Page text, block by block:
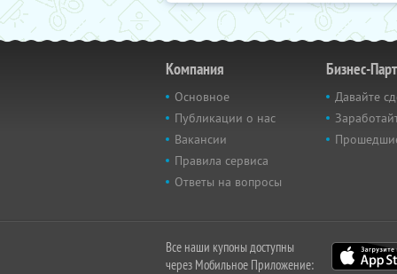
Компания
Основное
Публикации о нас
Вакансии
Правила сервиса
Ответы на вопросы
Бизнес-
Давайте
Все наши купоны доступны
через Мобильное Приложение: